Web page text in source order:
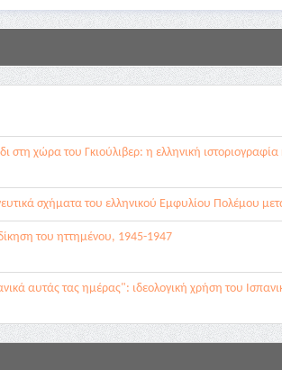
στη χώρα του Γκιούλιβερ: η ελληνική
σχήματα του ελληνικού Εμφυλίου Πολέμου
του ηττημένου, 1945-1947
αυτάς τας ημέρας": ιδεολογική χρήση του